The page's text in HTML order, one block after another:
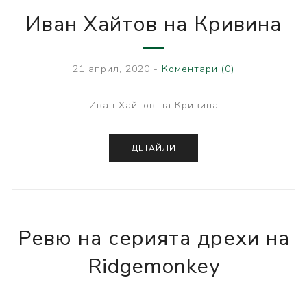
Иван Хайтов на Кривина
21 април, 2020 - Коментари (0)
Иван Хайтов на Кривина
ДЕТАЙЛИ
Ревю на серията дрехи на
Ridgemonkey